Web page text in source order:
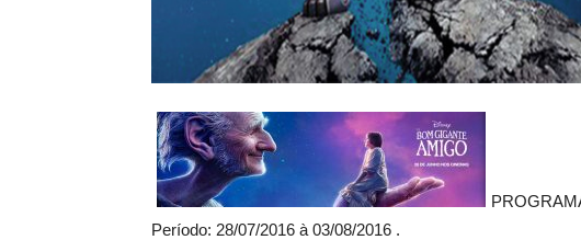
Período: 28/07/2016 à 03/08/2016 .